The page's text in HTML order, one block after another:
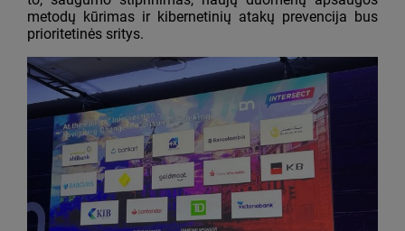
metodų kūrimas ir kibernetinių atakų prevencija bus
prioritetinės sritys.